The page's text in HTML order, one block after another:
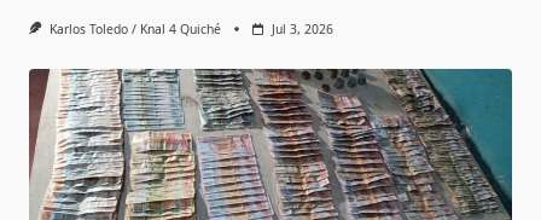
Karlos Toledo / Knal 4 Quiché Jul 3, 2026